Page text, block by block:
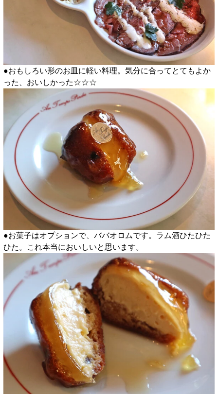
●おもしろい形のお皿に軽い料理。気分に合ってとてもよか
った、おいしかった☆☆☆
●お菓子はオプションで、ババオロムです。ラム酒ひたひた
ひた。これ本当においしいと思います。